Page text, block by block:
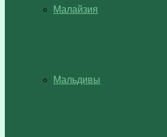
Малайзия
Мальдивы